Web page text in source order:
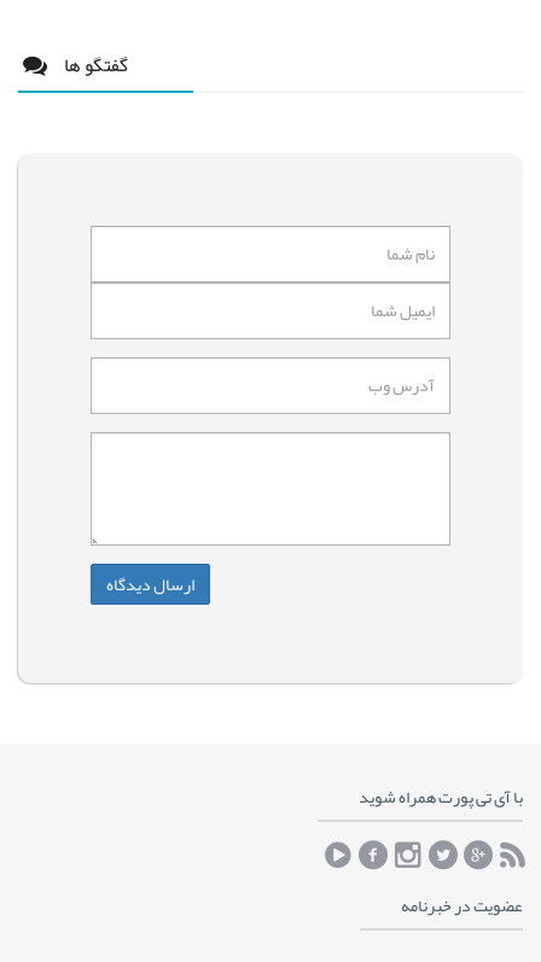
گفتگو ها
با آی تی پورت همراه شوید
عضویت در خبرنامه